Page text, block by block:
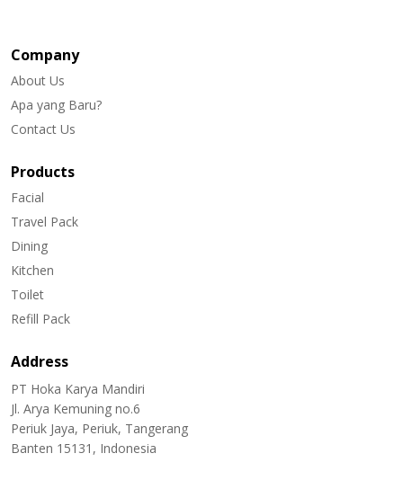
Company
About Us
Apa yang Baru?
Contact Us
Products
Facial
Travel Pack
Dining
Kitchen
Toilet
Refill Pack
Address
PT Hoka Karya Mandiri
Jl. Arya Kemuning no.6
Periuk Jaya, Periuk, Tangerang
Banten 15131, Indonesia